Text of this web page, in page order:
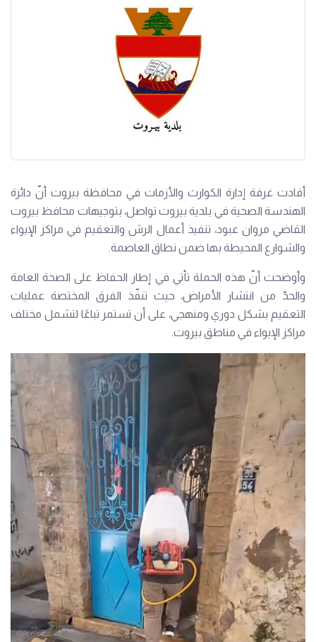
أفادت غرفة إدارة الكوارث والأزمات في محافظة بيروت أنّ دائرة
الهندسة الصحية في بلدية بيروت تواصل، بتوجيهات محافظ بيروت
القاضي مروان عبود، تنفيذ أعمال الرش والتعقيم في مراكز الإيواء
والشوارع المحيطة بها ضمن نطاق العاصمة.
وأوضحت أنّ هذه الحملة تأتي في إطار الحفاظ على الصحة العامة
والحدّ من انتشار الأمراض، حيث تنفّذ الفرق المختصة عمليات
التعقيم بشكل دوري ومنهجي، على أن تستمر تباعًا لتشمل مختلف
مراكز الإيواء في مناطق بيروت.